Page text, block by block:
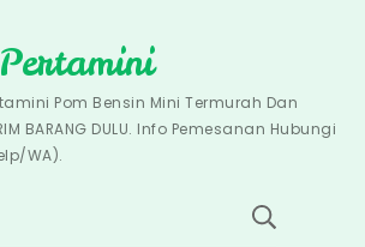
Pom Bensin Mini Termurah Dan
BARANG DULU. Info Pemesanan Hubungi
WA).